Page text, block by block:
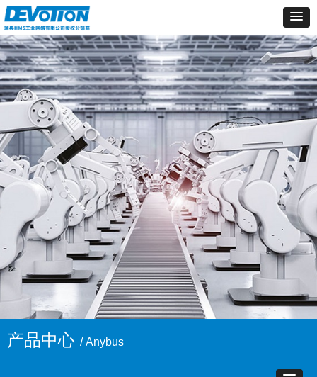
产品中心 / Anybus